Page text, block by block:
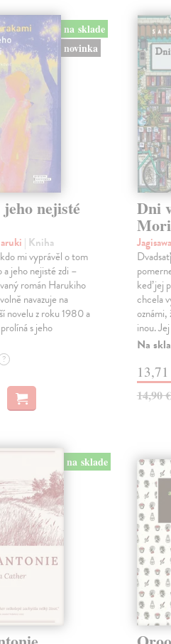
na sklade
novinka
nejisté
| Kniha
mi vyprávěl o tom
jeho nejisté zdi –
román Harukiho
navazuje na
novelu z roku 1980 a
s jeho
?
Dni
keď jej
chcela
oznámi,
inou.
Na
14,90 €
na sklade